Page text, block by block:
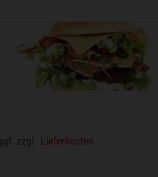
zzgl. Lieferkosten